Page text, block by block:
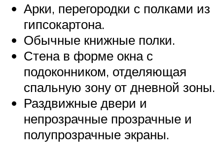
Арки, перегородки с полками из
гипсокартона.
Обычные книжные полки.
Стена в форме окна с
подоконником, отделяющая
спальную зону от дневной зоны.
Раздвижные двери и
непрозрачные прозрачные и
полупрозрачные экраны.